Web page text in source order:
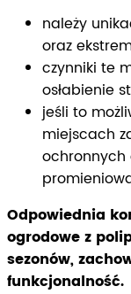
należy
oraz
czynniki te
osłabienie
jeśli to
miejscach
Odpowiednia
ogrodowe z
sezonów,
funkcjonalność.